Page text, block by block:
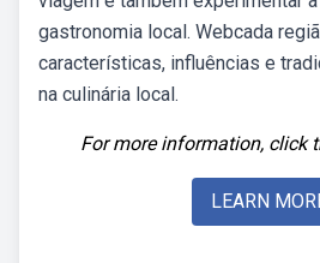
gastronomia local. Webcada
características, influências e
na culinária local.
For more information, click
LEARN